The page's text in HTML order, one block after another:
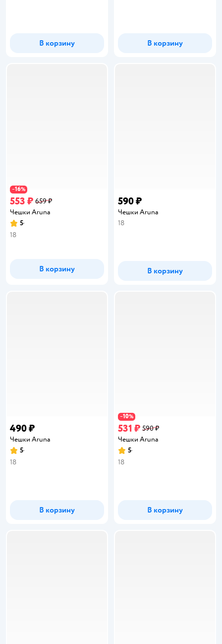
В корзину В корзину
−16%
553 ₽ 659 ₽
Чешки Aruna
Рейтинг:
5
18
В корзину
590 ₽
Чешки Aruna
18
В корзину
490 ₽
Чешки Aruna
Рейтинг:
5
18
В корзину
−10%
531 ₽ 590 ₽
Чешки Aruna
Рейтинг:
5
18
В корзину